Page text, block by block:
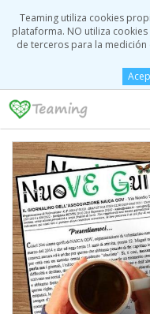
Teaming utiliza cookies
plataforma. NO utiliza
de terceros para la medición